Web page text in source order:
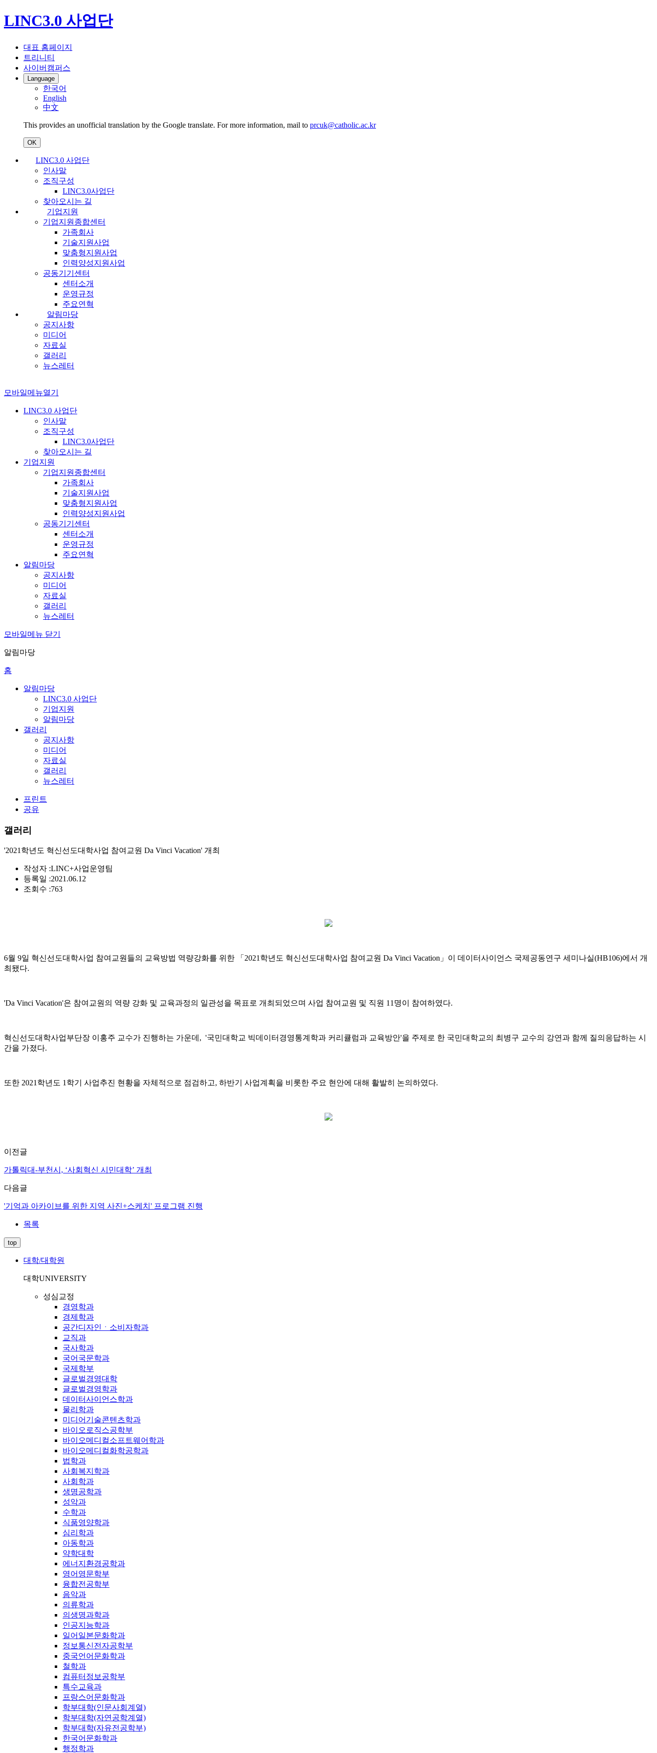
LINC3.0 사업단
대표 홈페이지
트리니티
사이버캠퍼스
Language
한국어
English
中文
This provides an unofficial translation by the Google translate. For more information, mail to prcuk@catholic.ac.kr
OK
LINC3.0 사업단
인사말
조직구성
LINC3.0사업단
찾아오시는 길
기업지원
기업지원종합센터
가족회사
기술지원사업
맞춤형지원사업
인력양성지원사업
공동기기센터
센터소개
운영규정
주요연혁
알림마당
공지사항
미디어
자료실
갤러리
뉴스레터
모바일메뉴열기
LINC3.0 사업단
인사말
조직구성
LINC3.0사업단
찾아오시는 길
기업지원
기업지원종합센터
가족회사
기술지원사업
맞춤형지원사업
인력양성지원사업
공동기기센터
센터소개
운영규정
주요연혁
알림마당
공지사항
미디어
자료실
갤러리
뉴스레터
모바일메뉴 닫기
알림마당
홈
알림마당
LINC3.0 사업단
기업지원
알림마당
갤러리
공지사항
미디어
자료실
갤러리
뉴스레터
프린트
공유
갤러리
'2021학년도 혁신선도대학사업 참여교원 Da Vinci Vacation' 개최
작성자 :LINC+사업운영팀
등록일 :2021.06.12
조회수 :763
6월 9일 혁신선도대학사업 참여교원들의 교육방법 역량강화를 위한 「2021학년도 혁신선도대학사업 참여교원 Da Vinci Vacation」이 데이터사이언스 국제공동연구 세미나실(HB106)에서 개
최됐다.
'Da Vinci Vacation'은 참여교원의 역량 강화 및 교육과정의 일관성을 목표로 개최되었으며 사업 참여교원 및 직원 11명이 참여하였다.
혁신선도대학사업부단장 이홍주 교수가 진행하는 가운데, '국민대학교 빅데이터경영통계학과 커리큘럼과 교육방안'을 주제로 한 국민대학교의 최병구 교수의 강연과 함께 질의응답하는 시
간을 가졌다.
또한 2021학년도 1학기 사업추진 현황을 자체적으로 점검하고, 하반기 사업계획을 비롯한 주요 현안에 대해 활발히 논의하였다.
이전글
가톨릭대-부천시, ‘사회혁신 시민대학’ 개최
다음글
'기억과 아카이브를 위한 지역 사진+스케치' 프로그램 진행
목록
top
대학/대학원
대학UNIVERSITY
성심교정
경영학과
경제학과
공간디자인ㆍ소비자학과
교직과
국사학과
국어국문학과
국제학부
글로벌경영대학
글로벌경영학과
데이터사이언스학과
물리학과
미디어기술콘텐츠학과
바이오로직스공학부
바이오메디컬소프트웨어학과
바이오메디컬화학공학과
법학과
사회복지학과
사회학과
생명공학과
성악과
수학과
식품영양학과
심리학과
아동학과
약학대학
에너지환경공학과
영어영문학부
융합전공학부
음악과
의류학과
의생명과학과
인공지능학과
일어일본문화학과
정보통신전자공학부
중국언어문화학과
철학과
컴퓨터정보공학부
특수교육과
프랑스어문화학과
학부대학(인문사회계열)
학부대학(자연공학계열)
학부대학(자유전공학부)
한국어문화학과
행정학과